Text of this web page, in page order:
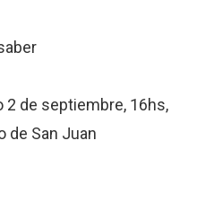
2 de septiembre, 16hs,
de San Juan